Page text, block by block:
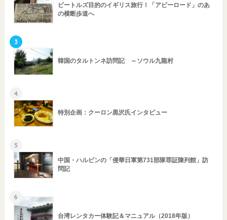
ビートルズ目的のイギリス旅行！「アビーロード」のあ
の横断歩道へ
3
韓国のタルトンネ訪問記 ～ソウル九龍村
4
特別企画：クーロン黒沢氏インタビュー
5
中国・ハルビンの「侵華日軍第731部隊罪証陳列館」訪
問記
6
台湾レンタカー体験記＆マニュアル（2018年版）